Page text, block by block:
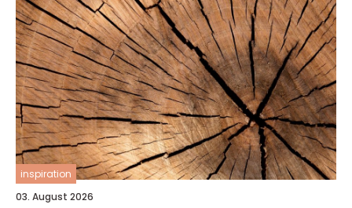
inspiration
03. August 2026